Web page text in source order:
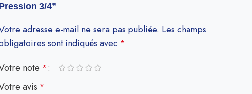
Pression 3/4”
adresse e-mail ne sera pas publiée. Les champs
sont indiqués avec *
note *
avis *